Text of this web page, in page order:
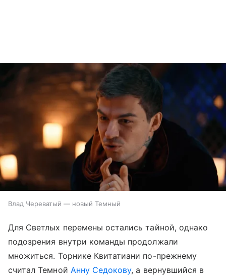
Влад Череватый — новый Темный
Для Светлых перемены остались тайной, однако
подозрения внутри команды продолжали
множиться. Торнике Квитатиани по-прежнему
считал Темной Анну Седокову, а вернувшийся в